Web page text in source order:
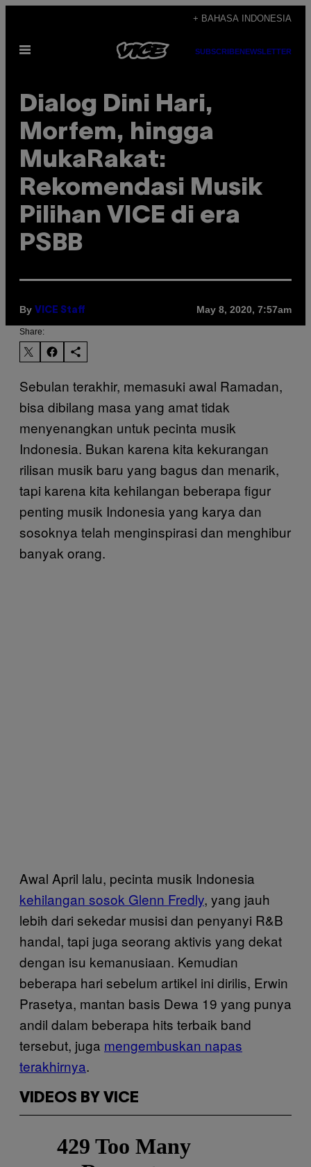
content
+ BAHASA INDONESIA
Open
SUBSCRIBENEWSLETTER
Dialog Dini Hari,
Morfem, hingga
MukaRakat:
Rekomendasi Musik
Pilihan VICE di era
PSBB
By VICE Staff May 8, 2020, 7:57am
Share:
Sebulan terakhir, memasuki awal Ramadan,
bisa dibilang masa yang amat tidak
menyenangkan untuk pecinta musik
Indonesia. Bukan karena kita kekurangan
rilisan musik baru yang bagus dan menarik,
tapi karena kita kehilangan beberapa figur
penting musik Indonesia yang karya dan
sosoknya telah menginspirasi dan menghibur
banyak orang.
Awal April lalu, pecinta musik Indonesia
kehilangan sosok Glenn Fredly, yang jauh
lebih dari sekedar musisi dan penyanyi R&B
handal, tapi juga seorang aktivis yang dekat
dengan isu kemanusiaan. Kemudian
beberapa hari sebelum artikel ini dirilis, Erwin
Prasetya, mantan basis Dewa 19 yang punya
andil dalam beberapa hits terbaik band
tersebut, juga mengembuskan napas
terakhirnya.
VIDEOS BY VICE